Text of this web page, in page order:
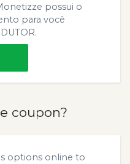
possui o
para você
coupon?
options online to